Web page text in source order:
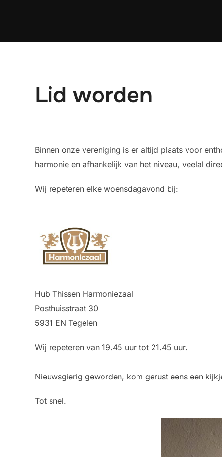
Lid worden
Binnen onze vereniging is er altijd plaats voor
harmonie en afhankelijk van het niveau, veelal
Wij repeteren elke woensdagavond bij:
Hub Thissen Harmoniezaal
Posthuisstraat 30
5931 EN Tegelen
Wij repeteren van 19.45 uur tot 21.45 uur.
Nieuwsgierig geworden, kom gerust eens een
Tot snel.